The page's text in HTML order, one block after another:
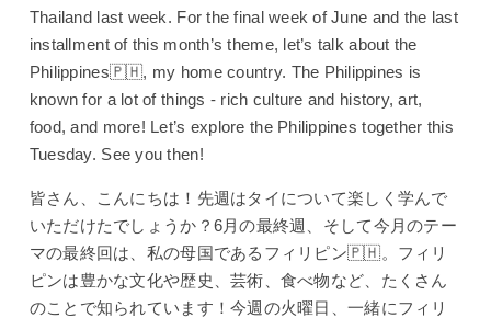
Thailand last week. For the final week of June and the last
installment of this month’s theme, let’s talk about the
Philippines🇵🇭, my home country. The Philippines is
known for a lot of things - rich culture and history, art,
food, and more! Let’s explore the Philippines together this
Tuesday. See you then!
皆さん、こんにちは！先週はタイについて楽しく学んで
いただけたでしょうか？6月の最終週、そして今月のテー
マの最終回は、私の母国であるフィリピン🇵🇭。フィリ
ピンは豊かな文化や歴史、芸術、食べ物など、たくさん
のことで知られています！今週の火曜日、一緒にフィリ